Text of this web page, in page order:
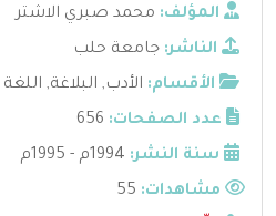
المؤلف: محمد صبري الاشتر
الناشر: جامعة حلب
الأقسام: الأدب, البلاغة, اللغة
عدد الصفحات: 656
سنة النشر: 1994م - 1995م
مشاهدات: